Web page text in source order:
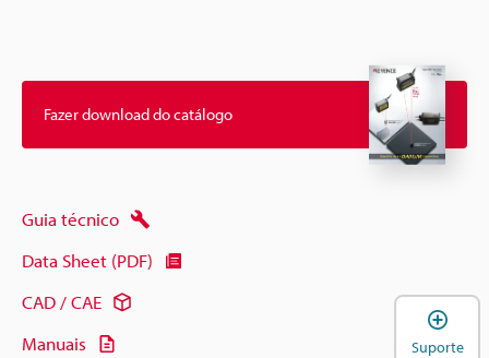
Fazer download do catálogo
Guia técnico
Data Sheet (PDF)
CAD / CAE
Manuais
Suporte